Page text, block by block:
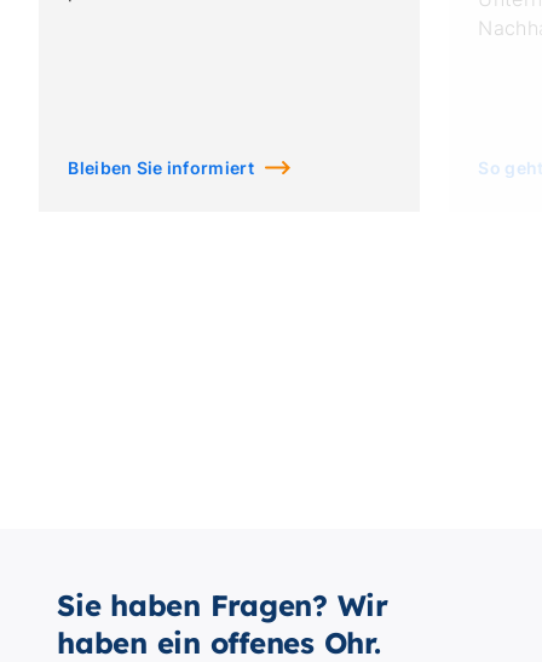
Sie haben Fragen? Wir
haben ein offenes Ohr.